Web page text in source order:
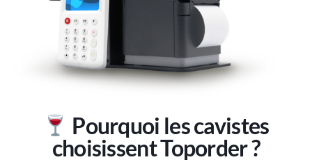
Pourquoi les cavistes
choisissent Toporder ?